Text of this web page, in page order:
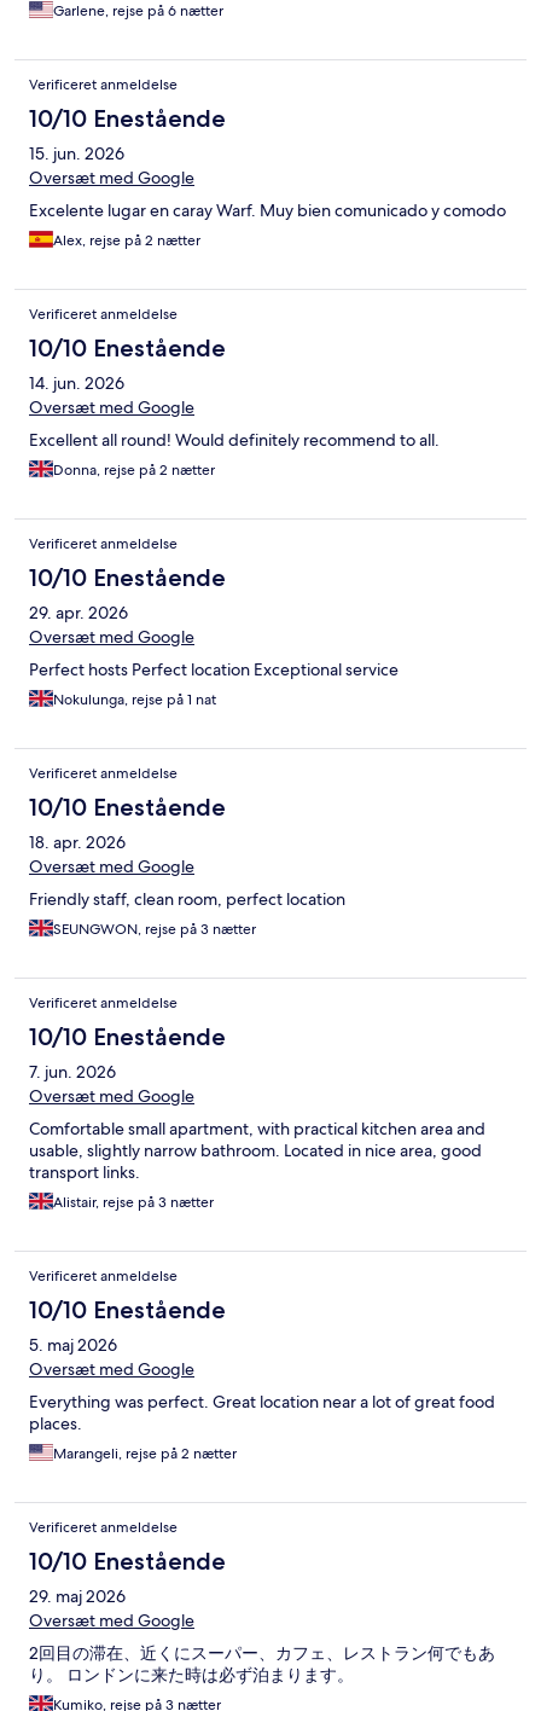
Garlene, rejse på 6 nætter
Verificeret anmeldelse
10/10 Enestående
15. jun. 2026
Oversæt med Google
Excelente lugar en caray Warf. Muy bien comunicado y comodo
Alex, rejse på 2 nætter
Verificeret anmeldelse
10/10 Enestående
14. jun. 2026
Oversæt med Google
Excellent all round! Would definitely recommend to all.
Donna, rejse på 2 nætter
Verificeret anmeldelse
10/10 Enestående
29. apr. 2026
Oversæt med Google
Perfect hosts Perfect location Exceptional service
Nokulunga, rejse på 1 nat
Verificeret anmeldelse
10/10 Enestående
18. apr. 2026
Oversæt med Google
Friendly staff, clean room, perfect location
SEUNGWON, rejse på 3 nætter
Verificeret anmeldelse
10/10 Enestående
7. jun. 2026
Oversæt med Google
Comfortable small apartment, with practical kitchen area and
usable, slightly narrow bathroom. Located in nice area, good
transport links.
Alistair, rejse på 3 nætter
Verificeret anmeldelse
10/10 Enestående
5. maj 2026
Oversæt med Google
Everything was perfect. Great location near a lot of great food
places.
Marangeli, rejse på 2 nætter
Verificeret anmeldelse
10/10 Enestående
29. maj 2026
Oversæt med Google
2回目の滞在、近くにスーパー、カフェ、レストラン何でもあ
り。 ロンドンに来た時は必ず泊まります。
Kumiko, rejse på 3 nætter